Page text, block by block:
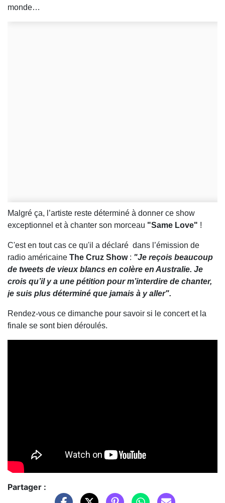
monde…
Malgré ça, l’artiste reste déterminé à donner ce show
exceptionnel et à chanter son morceau "Same Love" !
C'est en tout cas ce qu'il a déclaré dans l’émission de
radio américaine The Cruz Show : "Je reçois beaucoup
de tweets de vieux blancs en colère en Australie. Je
crois qu’il y a une pétition pour m’interdire de chanter,
je suis plus déterminé que jamais à y aller".
Rendez-vous ce dimanche pour savoir si le concert et la
finale se sont bien déroulés.
Partager :